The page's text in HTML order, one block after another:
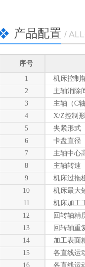
产品配置 /
序号
1
2
3
4
5
6
7
8
9
10
11
12
13
14
15
16
机床控制
主轴消除
主轴（C
X/Z控制
夹紧形式
卡盘直径
主轴中心
主轴转速
机床过拖
机床最大
机床加工
回转轴精
回转轴重
加工表面
各直线运
各直线运